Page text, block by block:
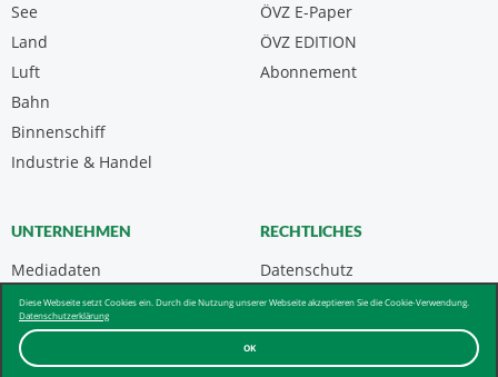
OK
Diese Webseite setzt Cookies ein. Durch die Nutzung unserer Webseite akzeptieren Sie die Cookie-Verwendung.
Datenschutzerklärung
See
Land
Luft
Bahn
Binnenschiff
Industrie & Handel
ÖVZ E-Paper
Abonnement
ÖVZ EDITION
UNTERNEHMEN
Mediadaten
Kontakt
Über uns & AGB
RECHTLICHES
Datenschutz
Impressum